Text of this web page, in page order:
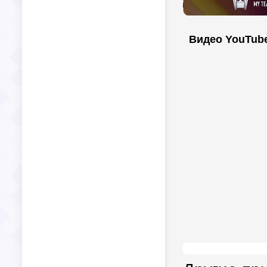
Видео